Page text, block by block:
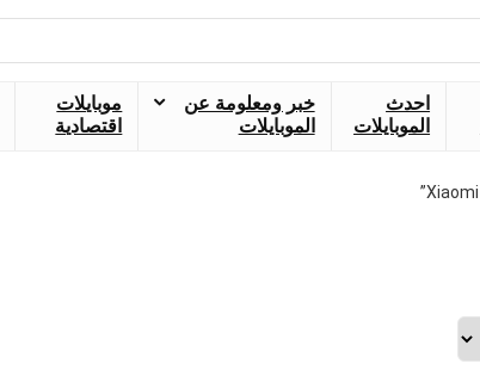
احدث
الموبايلات
خبر ومعلومة عن
الموبايلات
موبايلات
اقتصادية